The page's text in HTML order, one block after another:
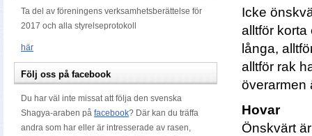
Ta del av föreningens verksamhetsberättelse för
2017 och alla styrelseprotokoll
här
Följ oss på facebook
Du har väl inte missat att följa den svenska
Shagya-araben på facebook? Där kan du träffa
andra som har eller är intresserade av rasen,
Icke
alltför korta
långa,
alltför rak
överarmen
Hovar
Önskvärt